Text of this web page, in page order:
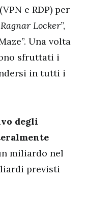
e RDP) per
Ragnar Locker”,
Una volta
sfruttati i
in tutti i
degli
miliardo nel
previsti